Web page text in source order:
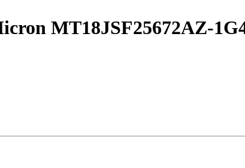
MT18JSF25672AZ-